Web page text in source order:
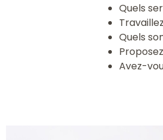
Quels
Quels
Avez-